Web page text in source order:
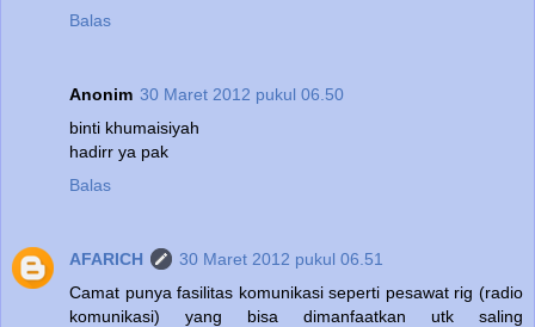
Balas
Anonim 30 Maret 2012 pukul 06.50
binti khumaisiyah
hadirr ya pak
Balas
AFARICH
30 Maret 2012 pukul 06.51
Camat punya fasilitas komunikasi seperti pesawat rig (radio
komunikasi) yang bisa dimanfaatkan utk saling